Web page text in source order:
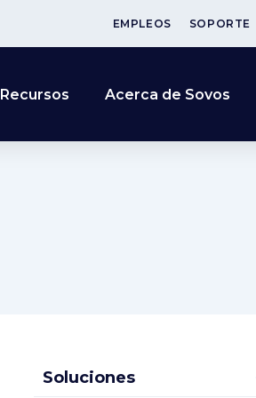
EMPLEOS SOPORTE
Recursos Acerca de Sovos
Soluciones